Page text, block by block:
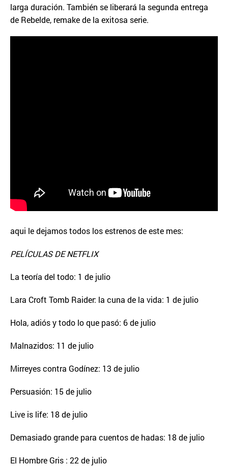
larga duración. También se liberará la segunda entrega
de Rebelde, remake de la exitosa serie.
aqui le dejamos todos los estrenos de este mes:
PELÍCULAS DE NETFLIX
La teoría del todo: 1 de julio
Lara Croft Tomb Raider: la cuna de la vida: 1 de julio
Hola, adiós y todo lo que pasó: 6 de julio
Malnazidos: 11 de julio
Mirreyes contra Godínez: 13 de julio
Persuasión: 15 de julio
Live is life: 18 de julio
Demasiado grande para cuentos de hadas: 18 de julio
El Hombre Gris : 22 de julio